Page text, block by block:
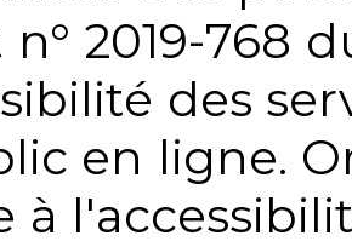
n° 2019-768
des
en ligne.
à